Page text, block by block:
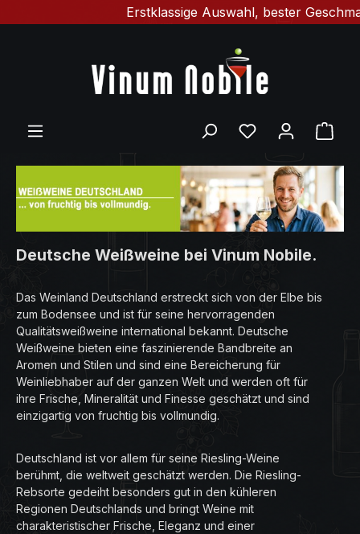
Zum Hauptinhalt springenErstklassige Auswahl, bester Geschmack &
Du hast 0
Deutsche Weißweine bei Vinum Nobile.
Das Weinland Deutschland erstreckt sich von der Elbe bis
zum Bodensee und ist für seine hervorragenden
Qualitätsweißweine international bekannt. Deutsche
Weißweine bieten eine faszinierende Bandbreite an
Aromen und Stilen und sind eine Bereicherung für
Weinliebhaber auf der ganzen Welt und werden oft für
ihre Frische, Mineralität und Finesse geschätzt und sind
einzigartig von fruchtig bis vollmundig.
Deutschland ist vor allem für seine Riesling-Weine
berühmt, die weltweit geschätzt werden. Die Riesling-
Rebsorte gedeiht besonders gut in den kühleren
Regionen Deutschlands und bringt Weine mit
charakteristischer Frische, Eleganz und einer